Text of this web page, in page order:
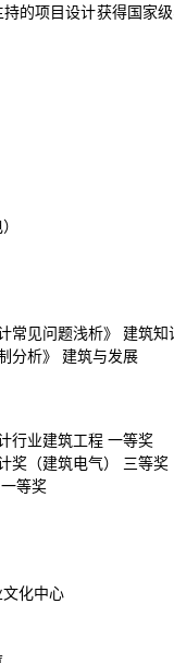
的项目设计获得国家
常见问题浅析》 建筑知
分析》 建筑与发展
行业建筑工程 一等奖
奖（建筑电气） 三等奖
等奖
文化中心